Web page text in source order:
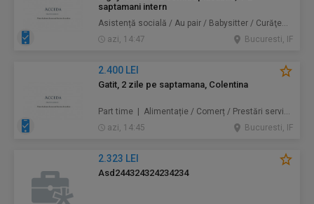
saptamani intern
Asistență socială / Au pair / Babysitter / Curăţenie / Prestări servicii
azi, 14:47
Bucuresti, IF
2.400 LEI
Gatit, 2 zile pe saptamana, Colentina
Part time | Alimentație / Comerț / Prestări servicii
azi, 14:45
Bucuresti, IF
2.323 LEI
Asd244324324234234